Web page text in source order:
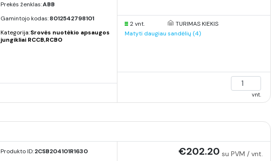
Prekės ženklas:ABB
Gamintojo kodas: 8012542798101
Kategorija:Srovės nuotėkio apsaugos
jungikliai RCCB,RCBO
2 vnt.
TURIMAS KIEKIS
Matyti daugiau sandėlių (4)
vnt.
Produkto ID: 2CSB204101R1630
€202.20 su PVM / vnt.